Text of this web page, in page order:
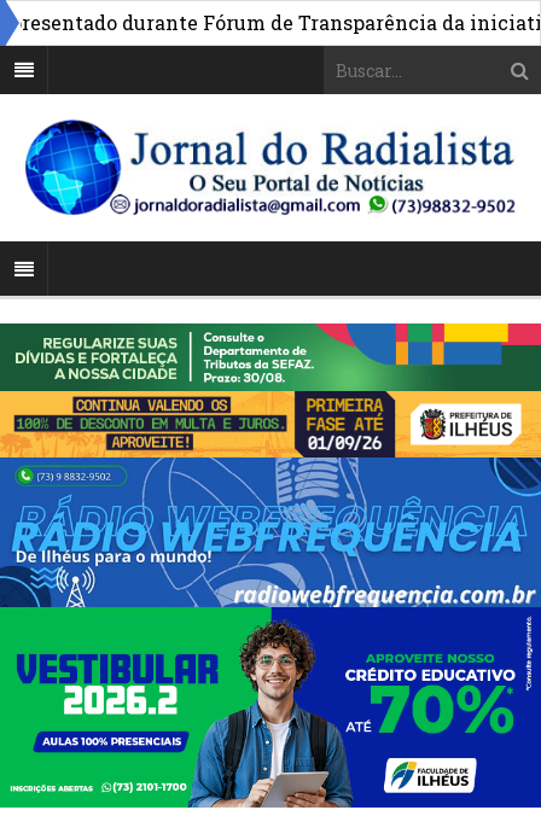
durante Fórum de Transparência da iniciativa